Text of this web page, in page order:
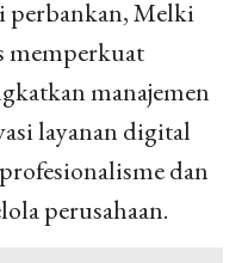
perbankan, Melki
manajemen
layanan digital
dan
perusahaan.